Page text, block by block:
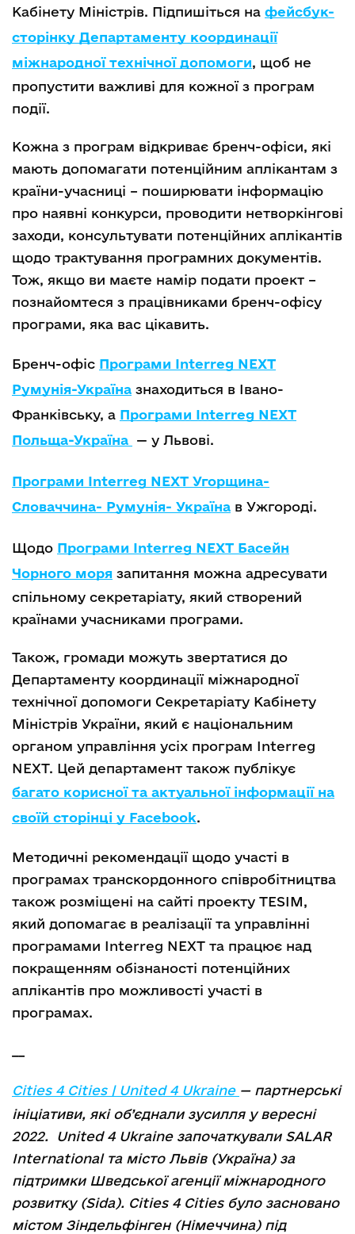
Кабінету Міністрів. Підпишіться на фейсбук-
сторінку Департаменту координації
міжнародної технічної допомоги, щоб не
пропустити важливі для кожної з програм
події.
Кожна з програм відкриває бренч-офіси, які
мають допомагати потенційним аплікантам з
країни-учасниці – поширювати інформацію
про наявні конкурси, проводити нетворкінгові
заходи, консультувати потенційних аплікантів
щодо трактування програмних документів.
Тож, якщо ви маєте намір подати проект –
познайомтеся з працівниками бренч-офісу
програми, яка вас цікавить.
Бренч-офіс Програми Interreg NEXT
Румунія-Україна знаходиться в Івано-
Франківську, а Програми Interreg NEXT
Польща-Україна — у Львові.
Програми Interreg NEXT Угорщина-
Словаччина- Румунія- Україна в Ужгороді.
Щодо Програми Interreg NEXT Басейн
Чорного моря запитання можна адресувати
спільному секретаріату, який створений
країнами учасниками програми.
Також, громади можуть звертатися до
Департаменту координації міжнародної
технічної допомоги Секретаріату Кабінету
Міністрів України, який є національним
органом управління усіх програм Interreg
NEXT. Цей департамент також публікує
багато корисної та актуальної інформації на
своїй сторінці у Facebook.
Методичні рекомендації щодо участі в
програмах транскордонного співробітництва
також розміщені на сайті проекту TESIM,
який допомагає в реалізації та управлінні
програмами Interreg NEXT та працює над
покращенням обізнаності потенційних
аплікантів про можливості участі в
програмах.
Cities 4 Cities | United 4 Ukraine — партнерські
ініціативи, які об’єднали зусилля у вересні
2022. United 4 Ukraine започаткували SALAR
International та місто Львів (Україна) за
підтримки Шведської агенції міжнародного
розвитку (Sida). Сities 4 Cities було засновано
містом Зіндельфінген (Німеччина) під